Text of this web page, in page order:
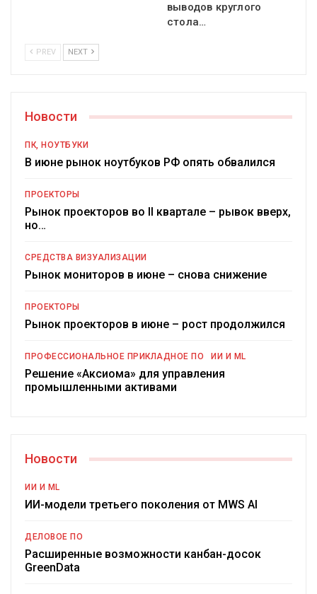
выводов круглого
стола…
PREV NEXT
Новости
ПК, НОУТБУКИ
В июне рынок ноутбуков РФ опять обвалился
ПРОЕКТОРЫ
Рынок проекторов во II квартале – рывок вверх,
но…
СРЕДСТВА ВИЗУАЛИЗАЦИИ
Рынок мониторов в июне – снова снижение
ПРОЕКТОРЫ
Рынок проекторов в июне – рост продолжился
ПРОФЕССИОНАЛЬНОЕ ПРИКЛАДНОЕ ПО ИИ И ML
Решение «Аксиома» для управления
промышленными активами
Новости
ИИ И ML
ИИ-модели третьего поколения от MWS AI
ДЕЛОВОЕ ПО
Расширенные возможности канбан-досок
GreenData